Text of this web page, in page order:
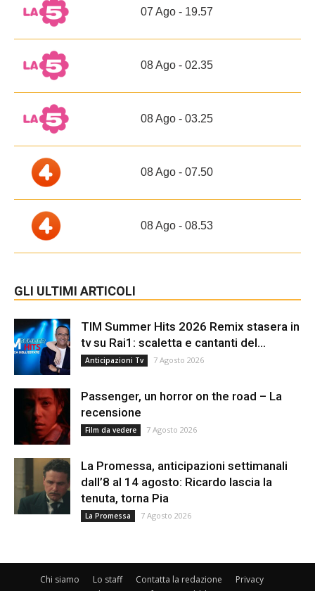
07 Ago - 19.57
08 Ago - 02.35
08 Ago - 03.25
08 Ago - 07.50
08 Ago - 08.53
GLI ULTIMI ARTICOLI
TIM Summer Hits 2026 Remix stasera in
tv su Rai1: scaletta e cantanti del...
Anticipazioni Tv 7 Agosto 2026
Passenger, un horror on the road – La
recensione
Film da vedere 7 Agosto 2026
La Promessa, anticipazioni settimanali
dall’8 al 14 agosto: Ricardo lascia la
tenuta, torna Pia
La Promessa 7 Agosto 2026
Chi siamo Lo staff Contatta la redazione
Privacy